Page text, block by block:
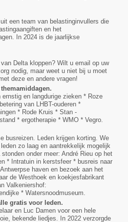
een team van belastinginvullers die
en het
In 2024 is de jaarlijkse
Delta kloppen? Wilt u email op uw
nodig, maar weet u niet bij u moet
deze en andere vragen!
en langdurige zieken * Roze
van LHBT-ouderen *
* Rode Kruis * Stan -
* ergotherapie * WMO * Vegro.
busreizen. Leden krijgen korting. We
zo laag en aantrekkelijk mogelijk
onder meer: André Rieu op het
* Intratuin in kerstsfeer * busreis naar
haven en bezoek aan het
de Westhoek en koekjesfabrikant
Valkeniershof:
* Watersnoodmuseum.
gratis voor leden.
en Luc Damen voor een hele
bekende liedjes. In 2022 verzorgde